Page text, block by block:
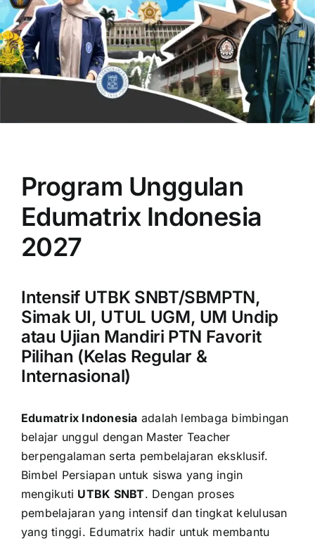
OUR PROGRAM
CONTACT US
Program Unggulan
Edumatrix Indonesia
2027
Intensif UTBK SNBT/SBMPTN,
Simak UI, UTUL UGM, UM Undip
atau Ujian Mandiri PTN Favorit
Pilihan (Kelas Regular &
Internasional)
Edumatrix Indonesia adalah lembaga bimbingan
belajar unggul dengan Master Teacher
berpengalaman serta pembelajaran eksklusif.
Bimbel Persiapan untuk siswa yang ingin
mengikuti UTBK SNBT. Dengan proses
pembelajaran yang intensif dan tingkat kelulusan
yang tinggi. Edumatrix hadir untuk membantu